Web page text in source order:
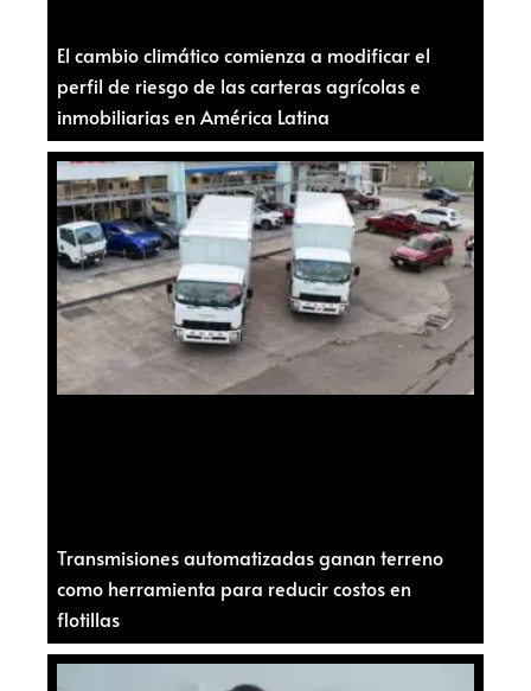
El cambio climático comienza a modificar el
perfil de riesgo de las carteras agrícolas e
inmobiliarias en América Latina
Transmisiones automatizadas ganan terreno
como herramienta para reducir costos en
flotillas